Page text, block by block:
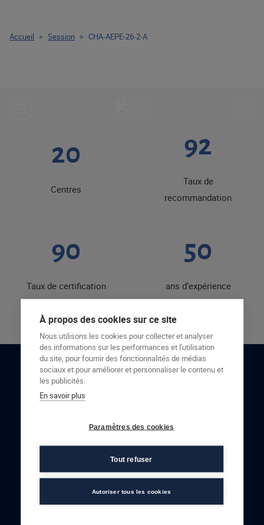
20
Centres
92
Taux de
recommandation
90
Taux de certification
50
ans d'expérience
RESTONS EN CONTACT
Accueil > Session > CHA-AEPE-26-2-A
À propos des cookies sur ce site
Nous utilisons les cookies pour collecter et analyser
des informations sur les performances et l'utilisation
du site, pour fournir des fonctionnalités de médias
sociaux et pour améliorer et personnaliser le contenu et
les publicités.
En savoir plus
Paramètres des cookies
Tout refuser
Autoriser tous les cookies